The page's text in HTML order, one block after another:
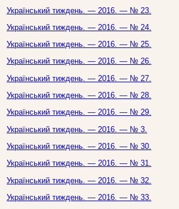
Український тиждень. — 2016. — № 23.
Український тиждень. — 2016. — № 24.
Український тиждень. — 2016. — № 25.
Український тиждень. — 2016. — № 26.
Український тиждень. — 2016. — № 27.
Український тиждень. — 2016. — № 28.
Український тиждень. — 2016. — № 29.
Український тиждень. — 2016. — № 3.
Український тиждень. — 2016. — № 30.
Український тиждень. — 2016. — № 31.
Український тиждень. — 2016. — № 32.
Український тиждень. — 2016. — № 33.